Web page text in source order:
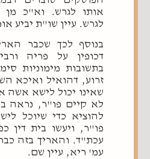
אותו לגרש. וא"כ מן
לגרש. עיין שו"ת יביע
בנוסף לכך שכבר
דכופין על פריה
בתשובות מימוניות
זרוע, דהואיל ואיכא
שאינו יכול לישא אשה
לא קיים פו"ר, נראה
להוציא כדי שיוכל
פו"ר, ויעשו בית דין
עכת"ד. והאריך בזה
עמ' ריא, עיין שם.